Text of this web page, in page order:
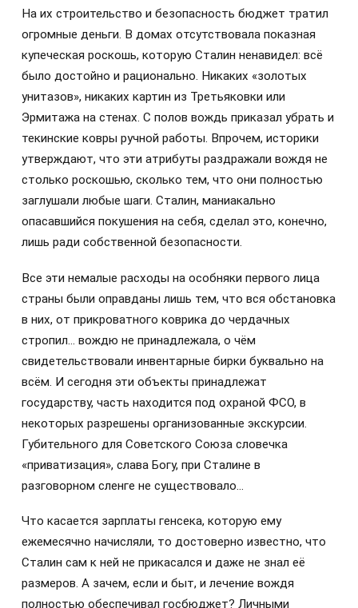
На их строительство и безопасность бюджет тратил
огромные деньги. В домах отсутствовала показная
купеческая роскошь, которую Сталин ненавидел: всё
было достойно и рационально. Никаких «золотых
унитазов», никаких картин из Третьяковки или
Эрмитажа на стенах. С полов вождь приказал убрать и
текинские ковры ручной работы. Впрочем, историки
утверждают, что эти атрибуты раздражали вождя не
столько роскошью, сколько тем, что они полностью
заглушали любые шаги. Сталин, маниакально
опасавшийся покушения на себя, сделал это, конечно,
лишь ради собственной безопасности.
Все эти немалые расходы на особняки первого лица
страны были оправданы лишь тем, что вся обстановка
в них, от прикроватного коврика до чердачных
стропил… вождю не принадлежала, о чём
свидетельствовали инвентарные бирки буквально на
всём. И сегодня эти объекты принадлежат
государству, часть находится под охраной ФСО, в
некоторых разрешены организованные экскурсии.
Губительного для Советского Союза словечка
«приватизация», слава Богу, при Сталине в
разговорном сленге не существовало…
Что касается зарплаты генсека, которую ему
ежемесячно начисляли, то достоверно известно, что
Сталин сам к ней не прикасался и даже не знал её
размеров. А зачем, если и быт, и лечение вождя
полностью обеспечивал госбюджет? Личными